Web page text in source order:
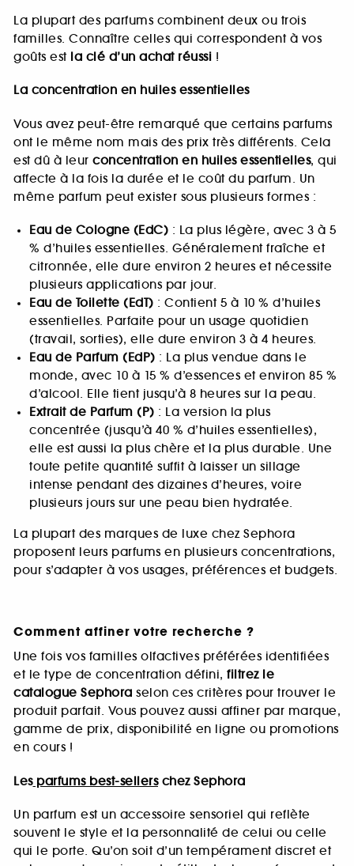
La plupart des parfums combinent deux ou trois
familles. Connaître celles qui correspondent à vos
goûts est la clé d’un achat réussi !
La concentration en huiles essentielles
Vous avez peut-être remarqué que certains parfums
ont le même nom mais des prix très différents. Cela
est dû à leur concentration en huiles essentielles, qui
affecte à la fois la durée et le coût du parfum. Un
même parfum peut exister sous plusieurs formes :
Eau de Cologne (EdC) : La plus légère, avec 3 à 5
% d’huiles essentielles. Généralement fraîche et
citronnée, elle dure environ 2 heures et nécessite
plusieurs applications par jour.
Eau de Toilette (EdT) : Contient 5 à 10 % d’huiles
essentielles. Parfaite pour un usage quotidien
(travail, sorties), elle dure environ 3 à 4 heures.
Eau de Parfum (EdP) : La plus vendue dans le
monde, avec 10 à 15 % d’essences et environ 85 %
d’alcool. Elle tient jusqu’à 8 heures sur la peau.
Extrait de Parfum (P) : La version la plus
concentrée (jusqu’à 40 % d’huiles essentielles),
elle est aussi la plus chère et la plus durable. Une
toute petite quantité suffit à laisser un sillage
intense pendant des dizaines d’heures, voire
plusieurs jours sur une peau bien hydratée.
La plupart des marques de luxe chez Sephora
proposent leurs parfums en plusieurs concentrations,
pour s’adapter à vos usages, préférences et budgets.
Comment affiner votre recherche ?
Une fois vos familles olfactives préférées identifiées
et le type de concentration défini, filtrez le
catalogue Sephora selon ces critères pour trouver le
produit parfait. Vous pouvez aussi affiner par marque,
gamme de prix, disponibilité en ligne ou promotions
en cours !
Lesparfums best-sellerschez Sephora
Un parfum est un accessoire sensoriel qui reflète
souvent le style et la personnalité de celui ou celle
qui le porte. Qu’on soit d’un tempérament discret et